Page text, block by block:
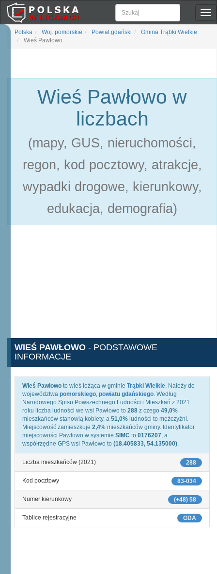
Polska Woj. pomorskie Powiat gdański
Gmina Trąbki Wielkie
Wieś Pawłowo
Wieś Pawłowo w
liczbach
(mapy, GUS, nieruchomości,
regon, kod pocztowy, atrakcje,
wypadki drogowe, kierunkowy,
edukacja, demografia)
WIEŚ PAWŁOWO - PODSTAWOWE
INFORMACJE
Wieś Pawłowo to wieś leżąca w gminie Trąbki Wielkie. Należy do
województwa pomorskiego, powiatu gdańskiego. Według
Narodowego Spisu Powszechnego Ludności i Mieszkań z 2021
roku liczba ludności we wsi Pawłowo to 288 z czego 49,0%
mieszkańców stanowią kobiety, a 51,0% ludności to mężczyźni.
Miejscowość zamieszkuje 2,4% mieszkańców gminy. Identyfikator
miejscowości Pawłowo w systemie SIMC to 0176207, a
współrzędne GPS wsi Pawłowo to (18.405833, 54.135000).
288
Liczba mieszkańców (2021)
83-034
Kod pocztowy
(+48) 58
Numer kierunkowy
GDA
Tablice rejestracyjne